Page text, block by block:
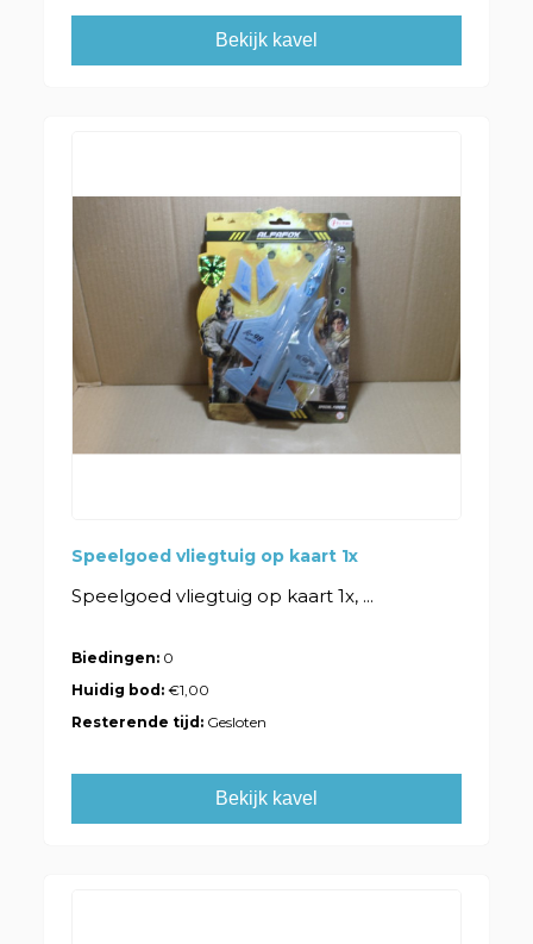
Bekijk kavel
Speelgoed vliegtuig op kaart 1x
Speelgoed vliegtuig op kaart 1x, ...
Biedingen: 0
Huidig bod:€1,00
Resterende tijd: Gesloten
Bekijk kavel